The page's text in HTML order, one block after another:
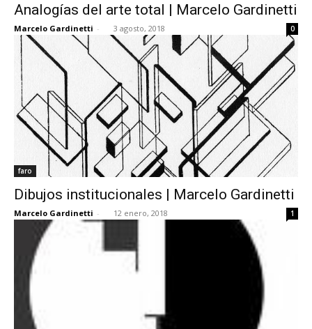
Analogías del arte total | Marcelo Gardinetti
Marcelo Gardinetti - 3 agosto, 2018 0
faro
Dibujos institucionales | Marcelo Gardinetti
Marcelo Gardinetti - 12 enero, 2018 1